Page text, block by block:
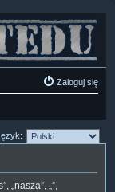
Zaloguj się
„nasza”, „”,